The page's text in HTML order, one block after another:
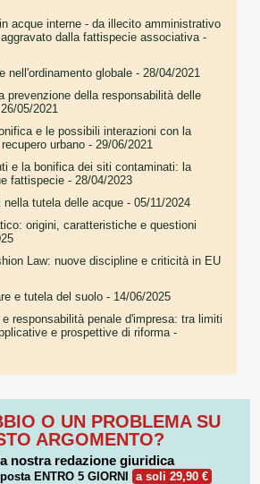
acque interne - da illecito amministrativo
dalla fattispecie associativa-
nell'ordinamento globale - 28/04/2021
prevenzione della responsabilità delle
05/2021
e le possibili interazioni con la
urbano - 29/06/2021
e la bonifica dei siti contaminati: la
fattispecie - 28/04/2023
nella tutela delle acque - 05/11/2024
origini, caratteristiche e questioni
Law: nuove discipline e criticità in EU
e tutela del suolo - 14/06/2025
responsabilità penale d'impresa: tra limiti
e prospettive di riforma-
O UN PROBLEMA SU
ARGOMENTO?
nostra redazione giuridica
ENTRO 5 GIORNI a soli 29,90 €